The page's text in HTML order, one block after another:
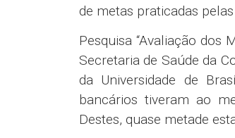
de metas praticadas
Pesquisa “Avaliação dos
Secretaria de Saúde da
da Universidade de
bancários tiveram ao
Destes, quase metade